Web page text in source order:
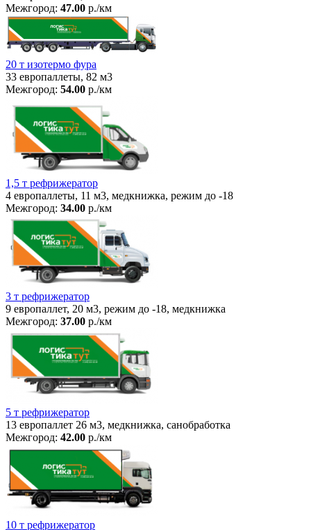
Межгород: 47.00 р./км
20 т изотермо фура
33 европаллеты, 82 м3
Межгород: 54.00 р./км
1,5 т рефрижератор
4 европаллеты, 11 м3, медкнижка, режим до -18
Межгород: 34.00 р./км
3 т рефрижератор
9 европаллет, 20 м3, режим до -18, медкнижка
Межгород: 37.00 р./км
5 т рефрижератор
13 европаллет 26 м3, медкнижка, санобработка
Межгород: 42.00 р./км
10 т рефрижератор